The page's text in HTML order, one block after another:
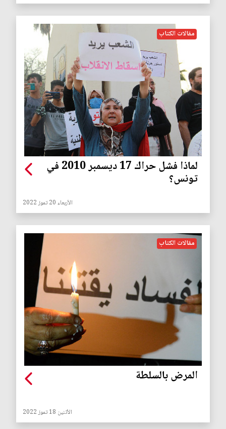
مقالات الكتاب
لماذا فشل حراك 17 ديسمبر 2010 في
تونس؟
الأربعاء 20 تموز 2022
مقالات الكتاب
المرض بالسلطة
الأثنين 18 تموز 2022